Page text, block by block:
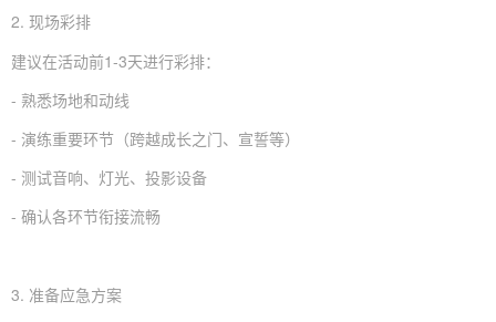
2. 现场彩排
建议在活动前1-3天进行彩排：
- 熟悉场地和动线
- 演练重要环节（跨越成长之门、宣誓等）
- 测试音响、灯光、投影设备
- 确认各环节衔接流畅
3. 准备应急方案